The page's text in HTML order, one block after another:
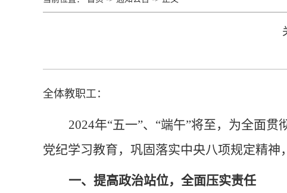
全体教职工：
2024年“五一”、“端午”将至，为全面
党纪学习教育，巩固落实中央八项规定精神
一、提高政治站位，全面压实责任